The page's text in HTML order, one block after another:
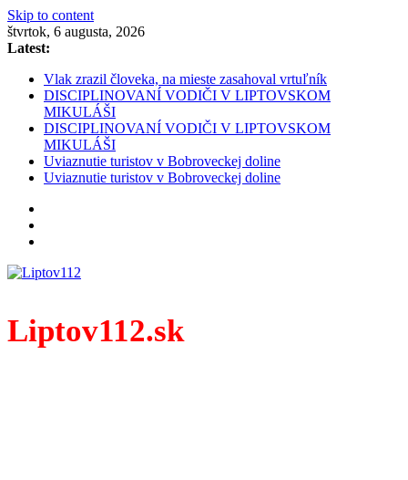
Skip to content
štvrtok, 6 augusta, 2026
Latest:
Vlak zrazil človeka, na mieste zasahoval vrtuľník
DISCIPLINOVANÍ VODIČI V LIPTOVSKOM
MIKULÁŠI
DISCIPLINOVANÍ VODIČI V LIPTOVSKOM
MIKULÁŠI
Uviaznutie turistov v Bobroveckej doline
Uviaznutie turistov v Bobroveckej doline
Liptov112.sk